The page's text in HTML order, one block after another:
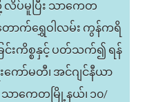
ပ်မူပြီး သာကေတ
ောက်ရွှေဝါလမ်း ကွန်ကရိ
င်းကိစ္စနှင့် ပတ်သက်၍ ရန်
ော်မတီ၊ အင်ဂျင်နီယာ
သာကေတမြို့နယ်၊ ၁၀/